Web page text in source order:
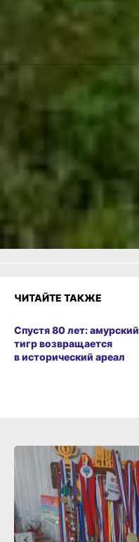
минусы Владивостока
Читайте нас в соцсетях:
ВКонтакте
Удивило
ЧИТАЙТЕ ТАКЖЕ
Спустя 80 лет: амурский
тигр возвращается
в исторический ареал